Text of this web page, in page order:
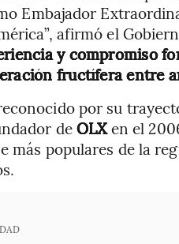
Embajador
afirmó el
y compromiso
fructífera entre
por su
deOLXen el
más populares de la